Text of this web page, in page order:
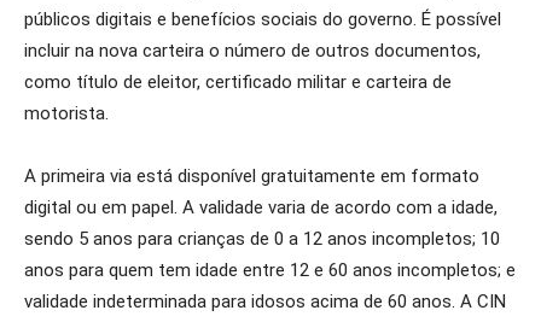
públicos digitais e benefícios sociais do governo. É possível
incluir na nova carteira o número de outros documentos,
como título de eleitor, certificado militar e carteira de
motorista.
A primeira via está disponível gratuitamente em formato
digital ou em papel. A validade varia de acordo com a idade,
sendo 5 anos para crianças de 0 a 12 anos incompletos; 10
anos para quem tem idade entre 12 e 60 anos incompletos; e
validade indeterminada para idosos acima de 60 anos. A CIN